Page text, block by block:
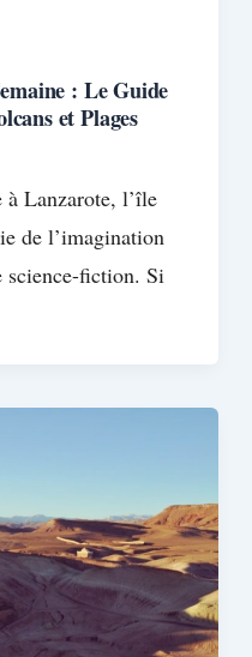
: Le Guide
et Plages
Lanzarote, l’île
de l’imagination
science-fiction. Si